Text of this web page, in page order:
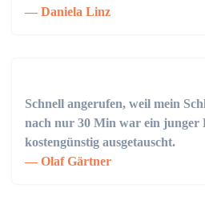
Daniela Linz
Schnell angerufen, weil mein
nach nur 30 Min war ein junger
kostengünstig ausgetauscht.
Olaf Gärtner